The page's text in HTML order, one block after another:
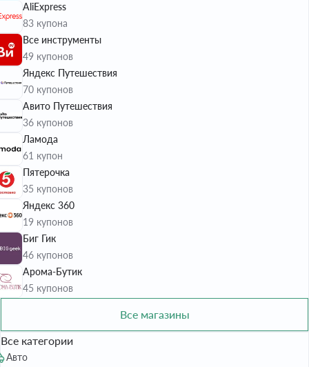
AliExpress
83 купона
Все инструменты
49 купонов
Яндекс Путешествия
70 купонов
Авито Путешествия
36 купонов
Ламода
61 купон
Пятерочка
35 купонов
Яндекс 360
19 купонов
Биг Гик
46 купонов
Арома-Бутик
45 купонов
Все магазины
Все категории
Авто